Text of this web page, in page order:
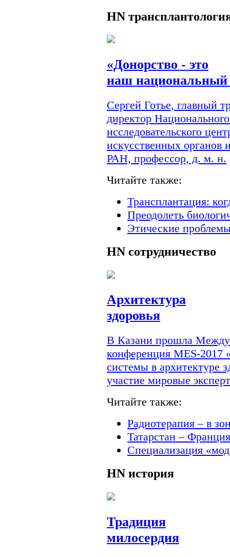
HN
«Донорство - это
наш национальный
Сергей Готье, главный
директор
исследовательского
искусственных
РАН, профессор, д. м. н.
Читайте также:
Трансплантация:
Преодолеть
Этические
HN сотрудничество
Архитектура
здоровья
В Казани прошла
конференция MES-
системы в архитектуре
участие мировые
Читайте также:
Радиотерапия – в
Татарстан –
Специализация
HN история
Традиция
милосердия